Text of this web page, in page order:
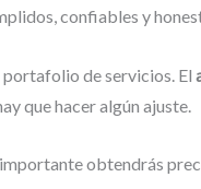
confiables y
de servicios. El
que hacer algún ajuste.
obtendrás